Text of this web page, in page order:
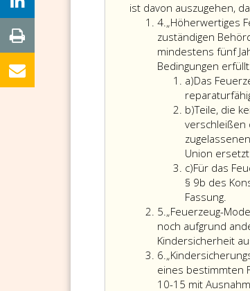
ist davon auszugehen,
4.Ziffer
4
„Höherwertiges
zuständigen
mindestens fünf
Bedingungen
a)Litera
a
Das
b)Litera
b
Teile, die
verschleißen
Union
c)Litera
c
Für das
§ 9b des
Fassung.
das
gilt
eine
von
5.Ziffer
5
„Feuerzeug-
noch aufgrund
Kindersicherheit
6.Ziffer
6
eines bestimmten
10-15 mit